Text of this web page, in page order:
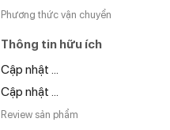
Phương thức vận chuyển
Thông tin hữu ích
Cập nhật ...
Cập nhật ...
Review sản phẩm